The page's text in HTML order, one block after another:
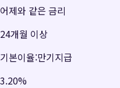
어제와 같은 금리
24개월 이상
기본이율:만기지급
3.20%